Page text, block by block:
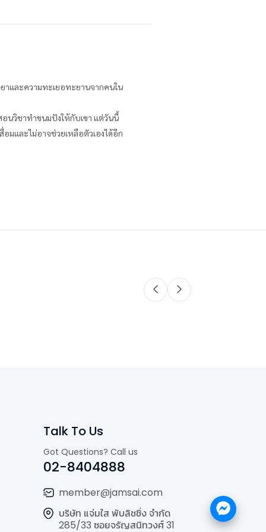
าและความทะเยอทะยานจากคนใน
นวิชาทำขนมปังให้กับเขา แต่วันนี้
อมและไม่อาจช่วยเหลือตัวเองได้อีก
Talk To Us
Got Questions? Call us
02-8404888
member@jamsai.com
บริษัท แจ่มใส พับลิชชิ่ง จำกัด
285/33 ซอยจรัญสนิทวงศ์ 31